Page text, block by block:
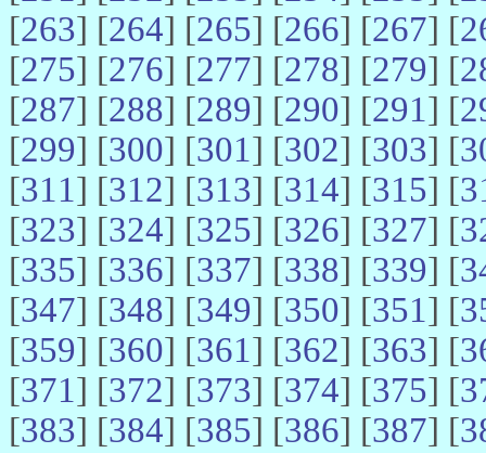
[263] [264] [265] [266] [267] [
[275] [276] [277] [278] [279] [
[287] [288] [289] [290] [291] [
[299] [300] [301] [302] [303] [
[311] [312] [313] [314] [315] [
[323] [324] [325] [326] [327] [
[335] [336] [337] [338] [339] [
[347] [348] [349] [350] [351] [
[359] [360] [361] [362] [363] [
[371] [372] [373] [374] [375] [
[383] [384] [385] [386] [387] [